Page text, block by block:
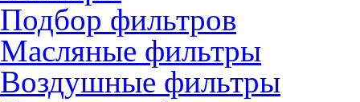
Подбор фильтров
Масляные фильтры
Воздушные фильтры